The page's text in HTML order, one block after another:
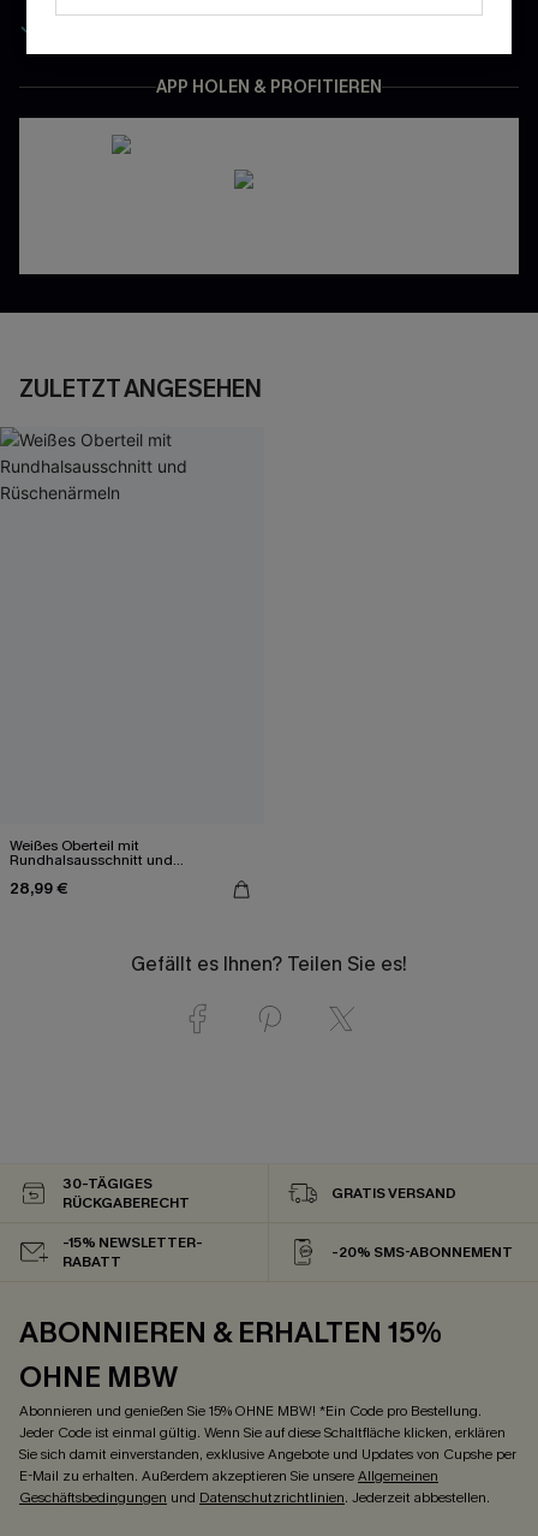
APP HOLEN & PROFITIEREN
ZULETZT ANGESEHEN
Weißes Oberteil mit
Rundhalsausschnitt und
28,99 €
Gefällt es Ihnen? Teilen Sie es!
30-TÄGIGES
RÜCKGABERECHT
GRATIS VERSAND
-15% NEWSLETTER-
RABATT
-20% SMS-ABONNEMENT
ABONNIEREN & ERHALTEN 15%
OHNE MBW
Abonnieren und genießen Sie 15% OHNE MBW! *Ein Code pro Bestellung.
Jeder Code ist einmal gültig. Wenn Sie auf diese Schaltfläche klicken, erklären
Sie sich damit einverstanden, exklusive Angebote und Updates von Cupshe per
E-Mail zu erhalten. Außerdem akzeptieren Sie unsereAllgemeinen
Geschäftsbedingungen und Datenschutzrichtlinien. Jederzeit abbestellen.